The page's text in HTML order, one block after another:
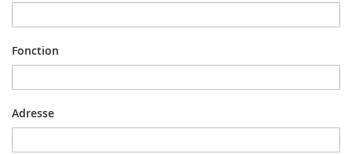
Fonction
Adresse